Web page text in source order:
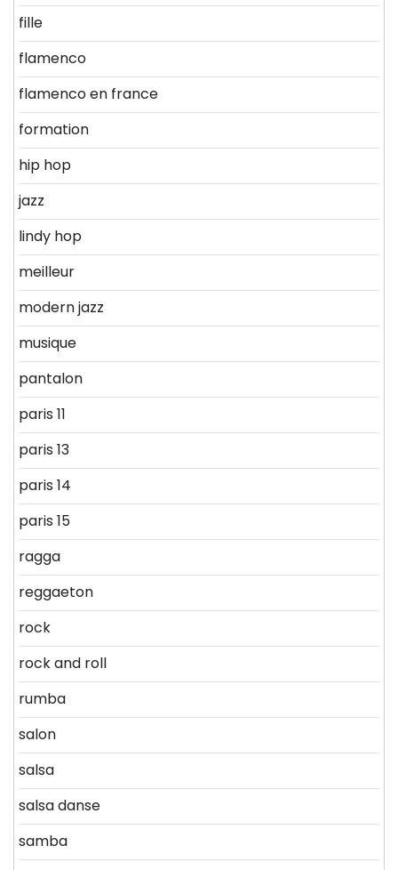
fille
flamenco
flamenco en france
formation
hip hop
jazz
lindy hop
meilleur
modern jazz
musique
pantalon
paris 11
paris 13
paris 14
paris 15
ragga
reggaeton
rock
rock and roll
rumba
salon
salsa
salsa danse
samba